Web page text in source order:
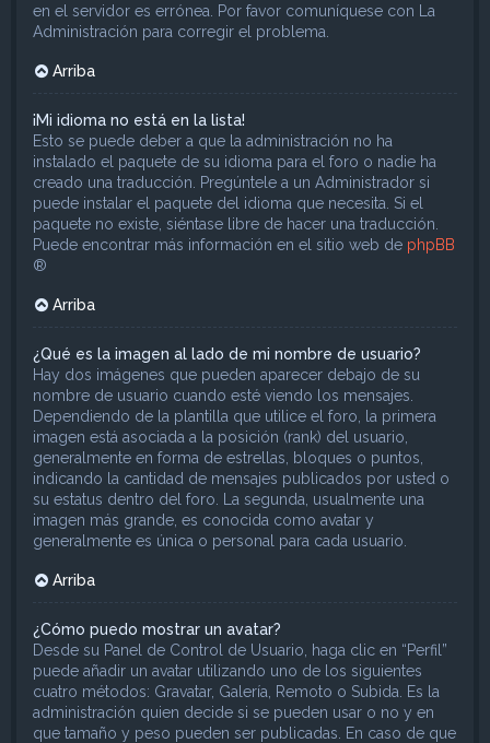
en el servidor es errónea. Por favor comuníquese con La
Administración para corregir el problema.
Arriba
¡Mi idioma no está en la lista!
Esto se puede deber a que la administración no ha
instalado el paquete de su idioma para el foro o nadie ha
creado una traducción. Pregúntele a un Administrador si
puede instalar el paquete del idioma que necesita. Si el
paquete no existe, siéntase libre de hacer una traducción.
Puede encontrar más información en el sitio web de phpBB
®
Arriba
¿Qué es la imagen al lado de mi nombre de usuario?
Hay dos imágenes que pueden aparecer debajo de su
nombre de usuario cuando esté viendo los mensajes.
Dependiendo de la plantilla que utilice el foro, la primera
imagen está asociada a la posición (rank) del usuario,
generalmente en forma de estrellas, bloques o puntos,
indicando la cantidad de mensajes publicados por usted o
su estatus dentro del foro. La segunda, usualmente una
imagen más grande, es conocida como avatar y
generalmente es única o personal para cada usuario.
Arriba
¿Cómo puedo mostrar un avatar?
Desde su Panel de Control de Usuario, haga clic en “Perfil”
puede añadir un avatar utilizando uno de los siguientes
cuatro métodos: Gravatar, Galería, Remoto o Subida. Es la
administración quien decide si se pueden usar o no y en
que tamaño y peso pueden ser publicadas. En caso de que